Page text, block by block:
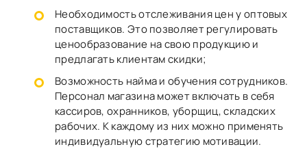
Необходимость отслеживания цен у оптовых
поставщиков. Это позволяет регулировать
ценообразование на свою продукцию и
предлагать клиентам скидки;
Возможность найма и обучения сотрудников.
Персонал магазина может включать в себя
кассиров, охранников, уборщиц, складских
рабочих. К каждому из них можно применять
индивидуальную стратегию мотивации.